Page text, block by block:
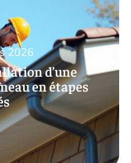
d’une
en étapes
2026